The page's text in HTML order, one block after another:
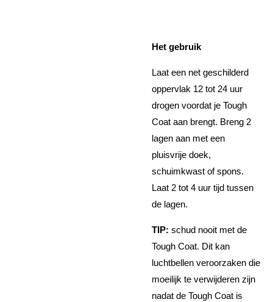
Het gebruik
Laat een net geschilderd
oppervlak 12 tot 24 uur
drogen voordat je Tough
Coat aan brengt. Breng 2
lagen aan met een
pluisvrije doek,
schuimkwast of spons.
Laat 2 tot 4 uur tijd tussen
de lagen.
TIP: schud nooit met de
Tough Coat. Dit kan
luchtbellen veroorzaken die
moeilijk te verwijderen zijn
nadat de Tough Coat is